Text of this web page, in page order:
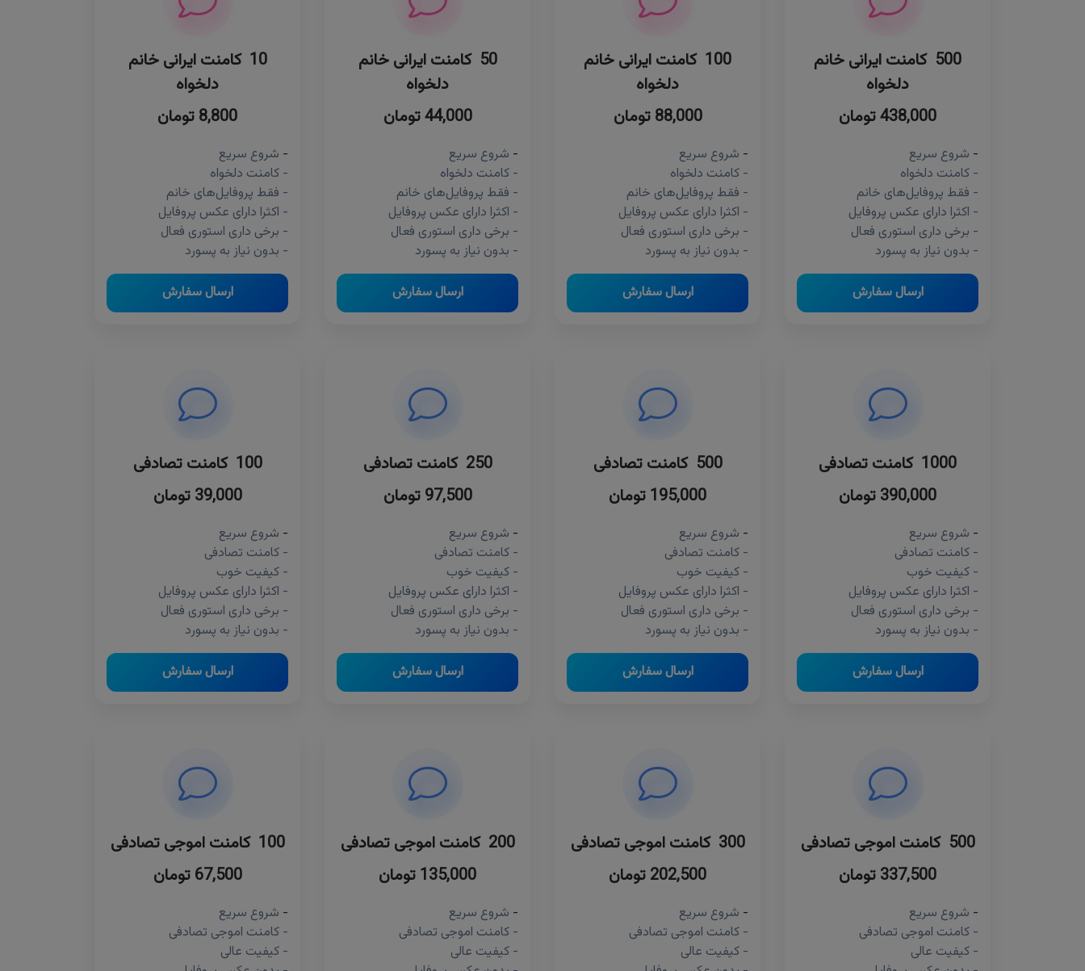
500 کامنت ایرانی خانم
دلخواه
438,000 تومان
- شروع سریع
- کامنت دلخواه
- فقط پروفایل‌های خانم
- اکثرا دارای عکس پروفایل
- برخی داری استوری فعال
- بدون نیاز به پسورد
ارسال سفارش
100 کامنت ایرانی خانم
دلخواه
88,000 تومان
- شروع سریع
- کامنت دلخواه
- فقط پروفایل‌های خانم
- اکثرا دارای عکس پروفایل
- برخی داری استوری فعال
- بدون نیاز به پسورد
ارسال سفارش
50 کامنت ایرانی خانم
دلخواه
44,000 تومان
- شروع سریع
- کامنت دلخواه
- فقط پروفایل‌های خانم
- اکثرا دارای عکس پروفایل
- برخی داری استوری فعال
- بدون نیاز به پسورد
ارسال سفارش
10 کامنت ایرانی خانم
دلخواه
8,800 تومان
- شروع سریع
- کامنت دلخواه
- فقط پروفایل‌های خانم
- اکثرا دارای عکس پروفایل
- برخی داری استوری فعال
- بدون نیاز به پسورد
ارسال سفارش
1000 کامنت تصادفی
390,000 تومان
- شروع سریع
- کامنت تصادفی
- کیفیت خوب
- اکثرا دارای عکس پروفایل
- برخی داری استوری فعال
- بدون نیاز به پسورد
ارسال سفارش
500 کامنت تصادفی
195,000 تومان
- شروع سریع
- کامنت تصادفی
- کیفیت خوب
- اکثرا دارای عکس پروفایل
- برخی داری استوری فعال
- بدون نیاز به پسورد
ارسال سفارش
250 کامنت تصادفی
97,500 تومان
- شروع سریع
- کامنت تصادفی
- کیفیت خوب
- اکثرا دارای عکس پروفایل
- برخی داری استوری فعال
- بدون نیاز به پسورد
ارسال سفارش
100 کامنت تصادفی
39,000 تومان
- شروع سریع
- کامنت تصادفی
- کیفیت خوب
- اکثرا دارای عکس پروفایل
- برخی داری استوری فعال
- بدون نیاز به پسورد
ارسال سفارش
500 کامنت اموجی تصادفی
337,500 تومان
- شروع سریع
- کامنت اموجی تصادفی
- کیفیت عالی
300 کامنت اموجی تصادفی
202,500 تومان
- شروع سریع
- کامنت اموجی تصادفی
- کیفیت عالی
200 کامنت اموجی تصادفی
135,000 تومان
- شروع سریع
- کامنت اموجی تصادفی
- کیفیت عالی
100 کامنت اموجی تصادفی
67,500 تومان
- شروع سریع
- کامنت اموجی تصادفی
- کیفیت عالی